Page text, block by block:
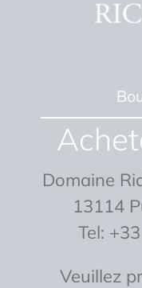
Domaine
13114
Tel:
Veuillez